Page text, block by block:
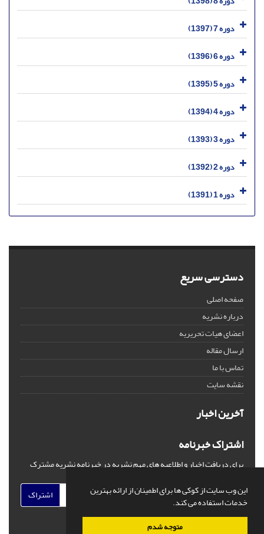
این وب سایت از کوکی ها برای اطمینان از ارائه بهترین
خدمات استفاده می کند.
متوجه شدم
دوره 7 (1397)
دوره 6 (1396)
دوره 5 (1395)
دوره 4 (1394)
دوره 3 (1393)
دوره 2 (1392)
دوره 1 (1391)
دسترسی سریع
صفحه اصلی
درباره نشریه
اعضای هیات تحریریه
ارسال مقاله
تماس با ما
نقشه سایت
آخرین اخبار
اشتراک خبرنامه
برای دریافت اخبار و اطلاعیه های مهم نشریه در خبرنامه نشریه مشترک
اشتراک